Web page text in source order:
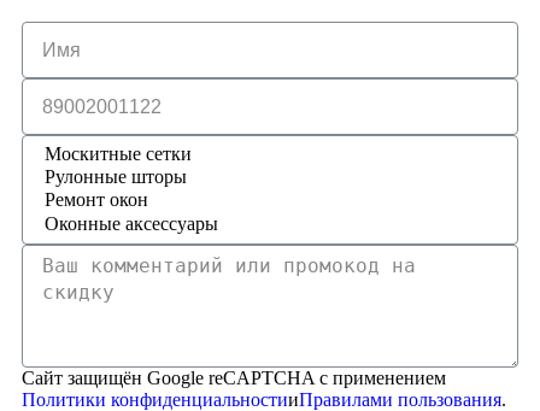
Сайт защищён Google reCAPTCHA с применением
Политики конфиденциальностииПравилами пользования.